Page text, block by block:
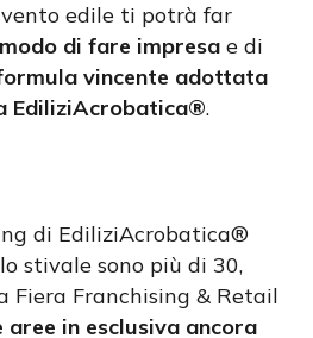
edile ti potrà far
di fare impresae di
vincente adottata
EdiliziAcrobatica®.
di EdiliziAcrobatica®
stivale sono più di 30,
Fiera Franchising & Retail
aree in esclusiva ancora